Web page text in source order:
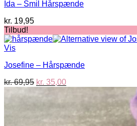
Ida – Smil Hårspænde
kr. 19,95
Tilbud!
Vis
Josefine – Hårspænde
kr.69,95 Den
pris
kr. 69,95.
kr. 35,00Den
kr. 35,00.